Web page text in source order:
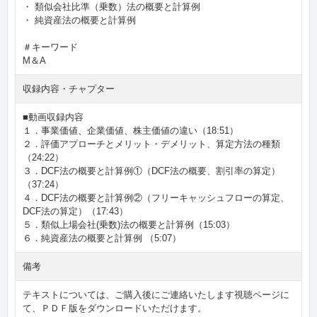
・ 類似会社比準（乗数）法の概要と計算例
・ 純資産法の概要と計算例
＃キーワード
M＆A
収録内容・チャプター
■動画収録内容
１．事業価値、企業価値、株主価値の違い（18:51）
２．評価アプローチとメリット・デメリット、算定方法の種類
（24:22）
３．DCF法の概要と計算例①（DCF法の概要、割引率の算定）
（37:24）
４．DCF法の概要と計算例②（フリーキャッシュフローの算定、
DCF法の算定）（17:43）
５．類似上場会社(乗数)法の概要と計算例（15:03）
６．純資産法の概要と計算例 （5:07）
備考
テキストについては、ご購入後にご連絡いたします視聴ページに
て、ＰＤＦ版をダウンロードいただけます。